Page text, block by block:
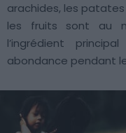
arachides, les
les fruits sont au
l’ingrédient
abondance pendant